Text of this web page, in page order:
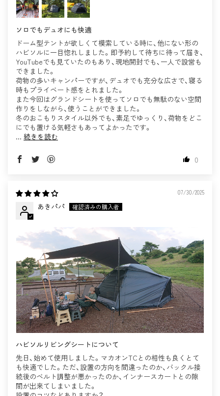
ソロでもデュオにも快適
ドーム型テントが欲しくて模索している時に、他にない形の
ハビソルに一目惚れしました。即予約して待ちに待って届き、
YouTubeでも見ていたのもあり、現地開封でも、一人で設営も
できました。
荷物の多いキャンパーですが、デュオでも充分な広さで、寝る
時もプライベート感をとれました。
また今回はグランドシートを使ってソロでも無駄のない空間
作りをしながら、使うことができました。
冬のおこもりスタイル以外でも、素足でゆっくり、荷物をどこ
にでも置ける気軽さもあってよかったです。
... 続きを読む
0
07/30/2025
あきパパ
ハビソルリビングシートについて
先日、始めて使用しました。マカオンTCとの相性も良くとて
も快適でした。ただ、設置の方向を間違ったのか、バックル接
続後のベルト調整が悪かったのか、インナースカートとの隙
間が出来てしまいました。